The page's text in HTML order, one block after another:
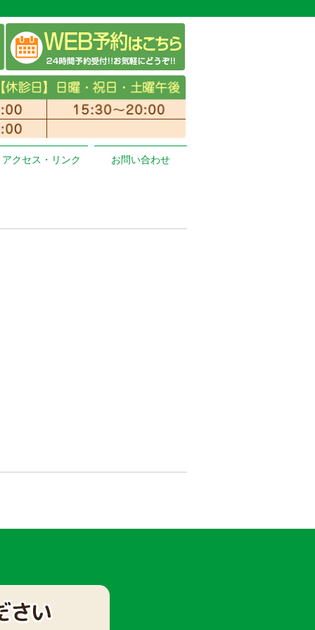
アクセス・リンク お問い合わせ